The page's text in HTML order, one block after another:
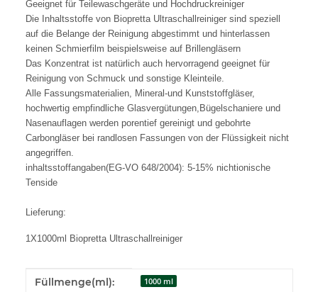
Geeignet für Teilewaschgeräte und Hochdruckreiniger
Die Inhaltsstoffe von Biopretta Ultraschallreiniger sind speziell
auf die Belange der Reinigung abgestimmt und hinterlassen
keinen Schmierfilm beispielsweise auf Brillengläsern
Das Konzentrat ist natürlich auch hervorragend geeignet für
Reinigung von Schmuck und sonstige Kleinteile.
Alle Fassungsmaterialien, Mineral-und Kunststoffgläser,
hochwertig empfindliche Glasvergütungen,Bügelschaniere und
Nasenauflagen werden porentief gereinigt und gebohrte
Carbongläser bei randlosen Fassungen von der Flüssigkeit nicht
angegriffen.
inhaltsstoffangaben(EG-VO 648/2004): 5-15% nichtionische
Tenside
Lieferung:
1X1000ml Biopretta Ultraschallreiniger
Produkteigenschaft
Wert
Füllmenge(ml): 1000 ml